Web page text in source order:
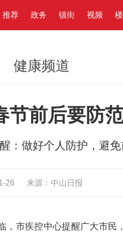
推荐 政务 镇街 视频
健康频道
节前后要防
：做好个人防护，避
26 来源：中山日报
，市疾控中心提醒广大市民